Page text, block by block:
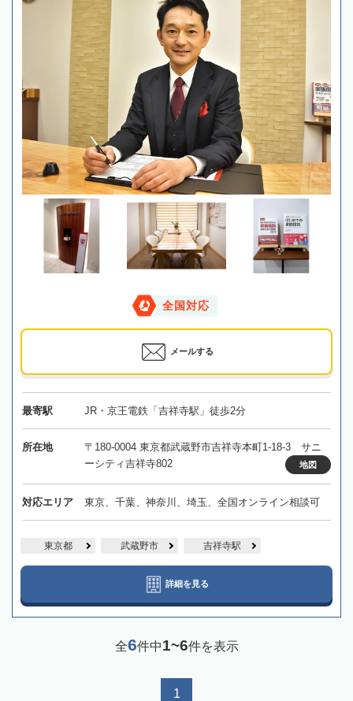
全国対応
メールする
最寄駅 JR・京王電鉄「吉祥寺駅」徒歩2分
所在地
〒180-0004 東京都武蔵野市吉祥寺本町1-18-3 サニ
ーシティ吉祥寺802
地図
対応エリア 東京、千葉、神奈川、埼玉、全国オンライン相談可
東京都 武蔵野市 吉祥寺駅
詳細を見る
全6件中1~6件を表示
1